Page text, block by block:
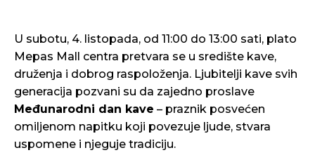
U subotu, 4. listopada, od 11:00 do 13:00 sati, plato
Mepas Mall centra pretvara se u središte kave,
druženja i dobrog raspoloženja. Ljubitelji kave svih
generacija pozvani su da zajedno proslave
Međunarodni dan kave – praznik posvećen
omiljenom napitku koji povezuje ljude, stvara
uspomene i njeguje tradiciju.